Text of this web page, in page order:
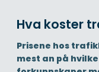
Hva koster
Prisene hos
mest an på